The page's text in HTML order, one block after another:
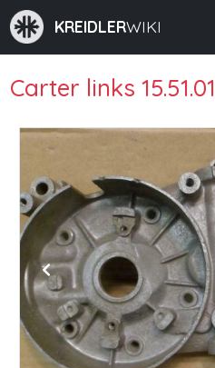
KREIDLERWIKI
Carter links 15.51.01